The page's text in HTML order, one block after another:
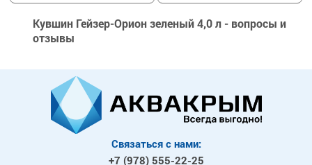
Кувшин Гейзер-Орион зеленый 4,0 л - вопросы и
отзывы
Связаться с нами:
+7 (978) 555-22-25